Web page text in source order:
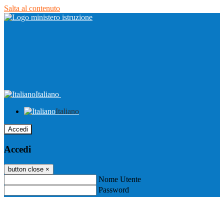
Salta al contenuto
Italiano
Italiano
Accedi
Accedi
button close ×
Nome Utente
Password